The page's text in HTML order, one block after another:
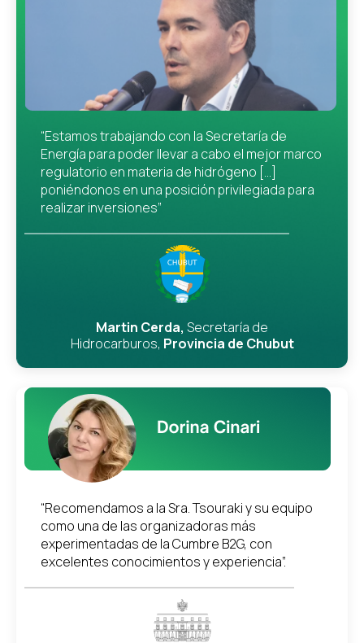
“Estamos trabajando con la Secretaría de
Energía para poder llevar a cabo el mejor marco
regulatorio en materia de hidrógeno [...]
poniéndonos en una posición privilegiada para
realizar inversiones”
Martin Cerda, Secretaría de
Hidrocarburos, Provincia de Chubut
“Recomendamos a la Sra. Tsouraki y su equipo
como una de las organizadoras más
experimentadas de la Cumbre B2G, con
excelentes conocimientos y experiencia”.